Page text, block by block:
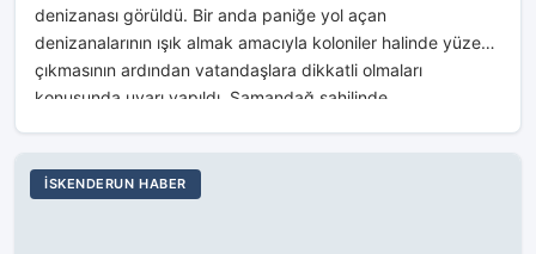
denizanası görüldü. Bir anda paniğe yol açan
denizanalarının ışık almak amacıyla koloniler halinde yüzeye
çıkmasının ardından vatandaşlara dikkatli olmaları
konusunda uyarı yapıldı. Samandağ sahilinde...
İSKENDERUN HABER